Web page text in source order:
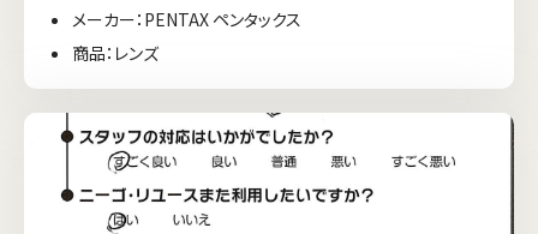
メーカー：PENTAX ペンタックス
商品：レンズ